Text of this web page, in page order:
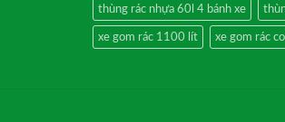
thùng rác nhựa 60l 4 bánh xe
xe gom rác 1100 lít xe gom rác